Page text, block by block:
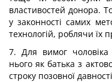
властивостей донора.
у законності самих
технологій, роблячи їх
7. Для вимог
нього як батька з
строку позовної